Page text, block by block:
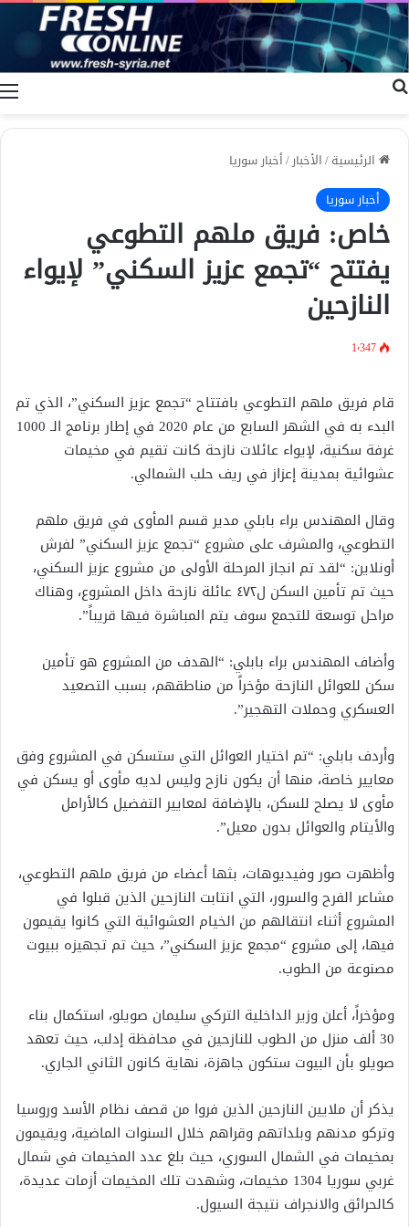
الرئيسية/الأخبار/أخبار سوريا
أخبار سوريا
خاص: فريق ملهم التطوعي
يفتتح “تجمع عزيز السكني” لإيواء
النازحين
1٬347
قام فريق ملهم التطوعي بافتتاح “تجمع عزيز السكني”، الذي تم
البدء به في الشهر السابع من عام 2020 في إطار برنامج الـ 1000
غرفة سكنية، لإيواء عائلات نازحة كانت تقيم في مخيمات
عشوائية بمدينة إعزاز في ريف حلب الشمالي.
وقال المهندس براء بابلي مدير قسم المأوى في فريق ملهم
التطوعي، والمشرف على مشروع “تجمع عزيز السكني” لفرش
أونلاين: “لقد تم انجاز المرحلة الأولى من مشروع عزيز السكني،
حيث تم تأمين السكن ل٤٧٢ عائلة نازحة داخل المشروع، وهناك
مراحل توسعة للتجمع سوف يتم المباشرة فيها قريباً”.
وأضاف المهندس براء بابلي: “الهدف من المشروع هو تأمين
سكن للعوائل النازحة مؤخراً من مناطقهم، بسبب التصعيد
العسكري وحملات التهجير”.
وأردف بابلي: “تم اختيار العوائل التي ستسكن في المشروع وفق
معايير خاصة، منها أن يكون نازح وليس لديه مأوى أو يسكن في
مأوى لا يصلح للسكن، بالإضافة لمعايير التفضيل كالأرامل
والأيتام والعوائل بدون معيل”.
وأظهرت صور وفيديوهات، بثها أعضاء من فريق ملهم التطوعي،
مشاعر الفرح والسرور، التي انتابت النازحين الذين قبلوا في
المشروع أثناء انتقالهم من الخيام العشوائية التي كانوا يقيمون
فيها، إلى مشروع “مجمع عزيز السكني”، حيث تم تجهيزه ببيوت
مصنوعة من الطوب.
ومؤخراً، أعلن وزير الداخلية التركي سليمان صويلو، استكمال بناء
30 ألف منزل من الطوب للنازحين في محافظة إدلب، حيث تعهد
صويلو بأن البيوت ستكون جاهزة، نهاية كانون الثاني الجاري.
يذكر أن ملايين النازحين الذين فروا من قصف نظام الأسد وروسيا
وتركو مدنهم وبلداتهم وقراهم خلال السنوات الماضية، ويقيمون
بمخيمات في الشمال السوري، حيث بلغ عدد المخيمات في شمال
غربي سوريا 1304 مخيمات، وشهدت تلك المخيمات أزمات عديدة،
كالحرائق والانجراف نتيجة السيول.